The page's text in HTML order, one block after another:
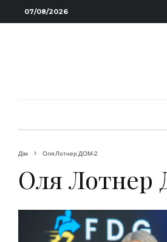
07/08/2026
Дім Оля Лотнер ДОМ-2
Оля